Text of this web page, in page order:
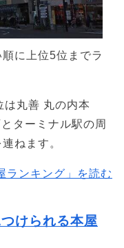
に上位5位までラ
丸善 丸の内本
ターミナル駅の周
ねます。
ランキング」を読む
けられる本屋